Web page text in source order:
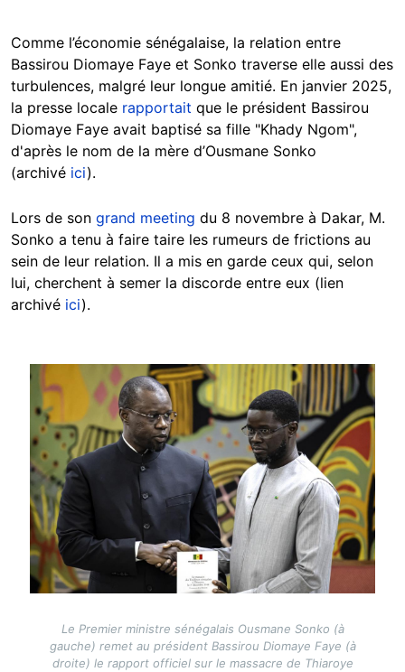
Comme l’économie sénégalaise, la relation entre
Bassirou Diomaye Faye et Sonko traverse elle aussi des
turbulences, malgré leur longue amitié. En janvier 2025,
la presse locale rapportait que le président Bassirou
Diomaye Faye avait baptisé sa fille "Khady Ngom",
d'après le nom de la mère d’Ousmane Sonko
(archivé ici).
Lors de son grand meeting du 8 novembre à Dakar, M.
Sonko a tenu à faire taire les rumeurs de frictions au
sein de leur relation. Il a mis en garde ceux qui, selon
lui, cherchent à semer la discorde entre eux (lien
archivé ici).
Image
Le Premier ministre sénégalais Ousmane Sonko (à
gauche) remet au président Bassirou Diomaye Faye (à
droite) le rapport officiel sur le massacre de Thiaroye